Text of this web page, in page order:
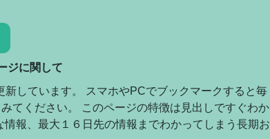
ジに関して
しています。 スマホやPCでブックマークすると毎
てください。 このページの特徴は見出しですぐわか
報、最大１６日先の情報までわかってしまう長期お